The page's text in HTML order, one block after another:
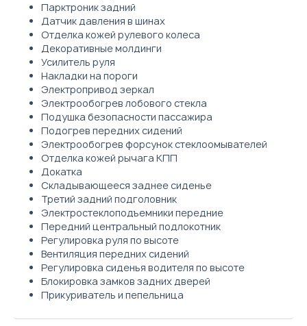
Парктроник задний
Датчик давления в шинах
Отделка кожей рулевого колеса
Декоративные молдинги
Усилитель руля
Накладки на пороги
Электропривод зеркал
Электрообогрев лобового стекла
Подушка безопасности пассажира
Подогрев передних сидений
Электрообогрев форсунок стеклоомывателей
Отделка кожей рычага КПП
Докатка
Складывающееся заднее сиденье
Третий задний подголовник
Электростеклоподъемники передние
Передний центральный подлокотник
Регулировка руля по высоте
Вентиляция передних сидений
Регулировка сиденья водителя по высоте
Блокировка замков задних дверей
Прикуриватель и пепельница